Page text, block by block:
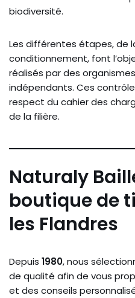
biodiversité.
Les différentes étapes, de
conditionnement, font
réalisés par des
indépendants. Ces
respect du cahier des
de la filière.
Naturaly
boutique de
les Flandres
Depuis 1980, nous
de qualité afin de vous
et des conseils